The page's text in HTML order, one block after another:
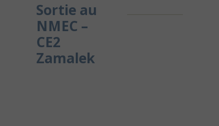
Sortie au
NMEC –
CE2
Zamalek